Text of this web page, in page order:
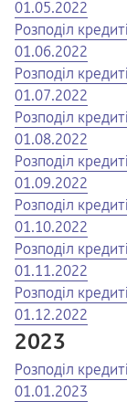
01.05.2022
Opens in a new
Opens a pdf
Розподіл
01.06.2022
Opens in a new
Opens a pdf
Розподіл
01.07.2022
Opens in a new
Opens a pdf
Розподіл
01.08.2022
Opens in a new
Opens a pdf
Розподіл
01.09.2022
Opens in a new
Opens a pdf
Розподіл
01.10.2022
Opens in a new
Opens a pdf
Розподіл
01.11.2022
Opens in a new
Opens a pdf
Розподіл
01.12.2022
2023
Opens in a new
Opens a pdf
Розподіл
01.01.2023